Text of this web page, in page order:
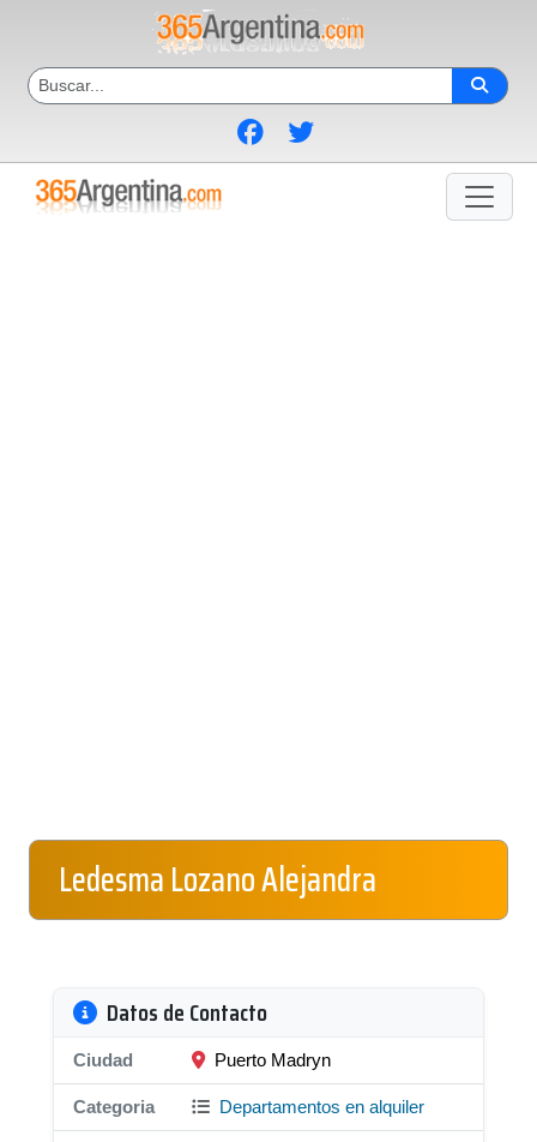
Ledesma Lozano Alejandra
Datos de Contacto
Ciudad Puerto Madryn
Categoria Departamentos en alquiler